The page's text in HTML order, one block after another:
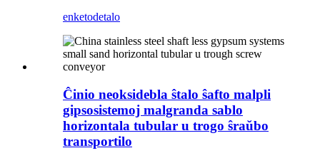
enketodetalo
Ĉinio neoksidebla ŝtalo ŝafto malpli
gipsosistemoj malgranda sablo
horizontala tubular u trogo ŝraŭbo
transportilo